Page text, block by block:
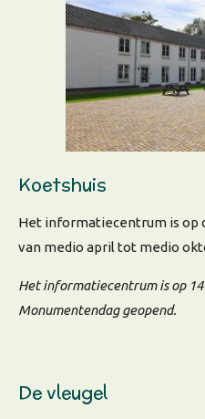
Koetshuis
Het informatiecentrum is op
van medio april tot medio
Het informatiecentrum is op
Monumentendag geopend.
De vleugel